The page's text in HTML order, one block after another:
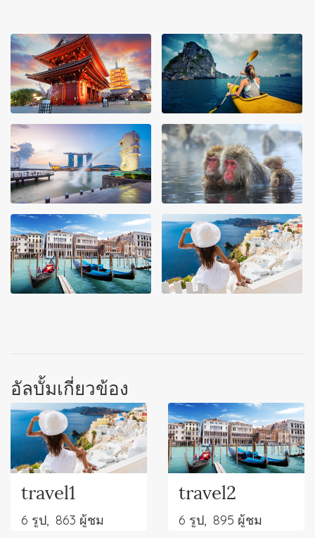
อัลบั้มเกี่ยวข้อง
travel1
6 รูป, 863 ผู้ชม
travel2
6 รูป, 895 ผู้ชม